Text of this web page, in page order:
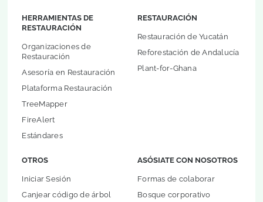
HERRAMIENTAS DE
RESTAURACIÓN
Organizaciones de
Restauración
Asesoría en Restauración
Plataforma Restauración
TreeMapper
FireAlert
Estándares
RESTAURACIÓN
Restauración de Yucatán
Reforestación de Andalucía
Plant-for-Ghana
OTROS
Iniciar Sesión
Canjear código de árbol
ASÓSIATE CON NOSOTROS
Formas de colaborar
Bosque corporativo